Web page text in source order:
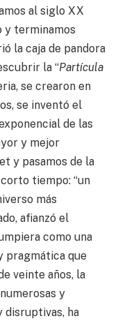
al siglo XX
y terminamos
la caja de pandora
la “Partícula
se crearon en
se inventó el
de las
y mejor
y pasamos de la
tiempo: “un
más
afianzó el
como una
pragmática que
veinte años, la
y
disruptivas, ha